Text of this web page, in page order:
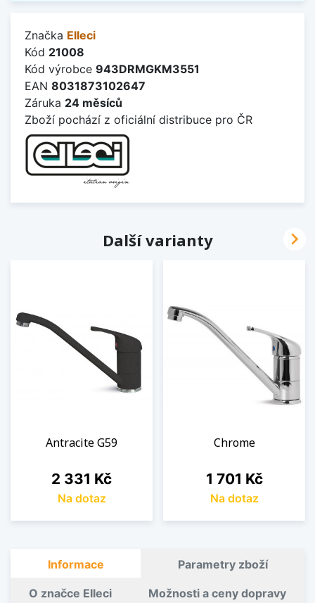
Značka Elleci
Kód 21008
Kód výrobce 943DRMGKM3551
EAN 8031873102647
Záruka 24 měsíců
Zboží pochází z oficiální distribuce pro ČR
Další varianty
Antracite G59
Cena
2 331 Kč
Na dotaz
Chrome
Cena
1 701 Kč
Na dotaz

Informace Parametry zboží
O značce Elleci Možnosti a ceny dopravy